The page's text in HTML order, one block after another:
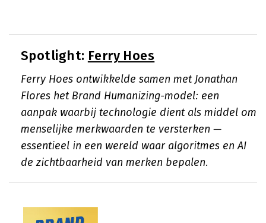
Spotlight: Ferry Hoes
Ferry Hoes ontwikkelde samen met Jonathan
Flores het Brand Humanizing-model: een
aanpak waarbij technologie dient als middel om
menselijke merkwaarden te versterken —
essentieel in een wereld waar algoritmes en AI
de zichtbaarheid van merken bepalen.